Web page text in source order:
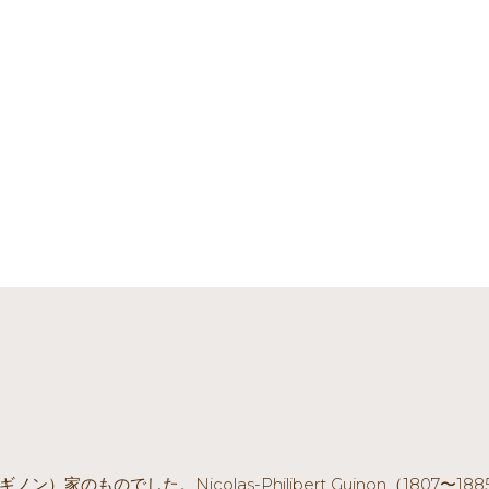
ノン）家のものでした。Nicolas-Philibert Guinon（1807〜